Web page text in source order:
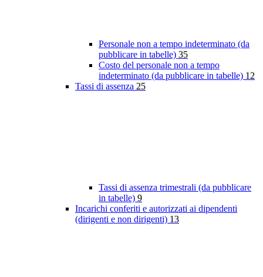
Personale non a tempo indeterminato (da
pubblicare in tabelle) 35
Costo del personale non a tempo
indeterminato (da pubblicare in tabelle) 12
Tassi di assenza 25
Tassi di assenza trimestrali (da pubblicare
in tabelle) 9
Incarichi conferiti e autorizzati ai dipendenti
(dirigenti e non dirigenti) 13